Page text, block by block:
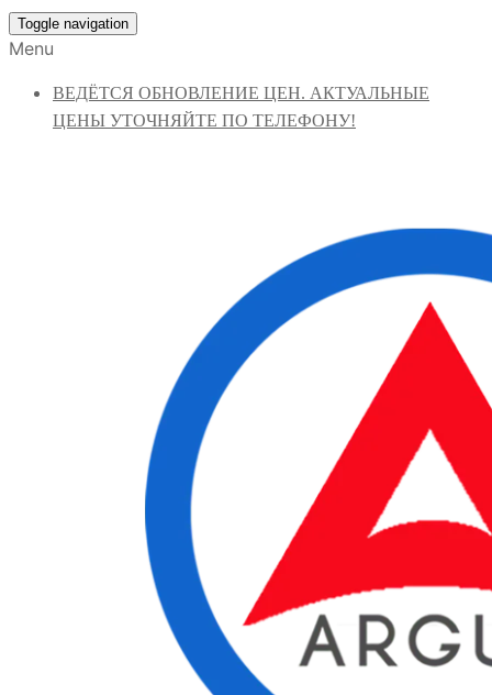
Toggle navigation
Menu
ВЕДЁТСЯ ОБНОВЛЕНИЕ ЦЕН. АКТУАЛЬНЫЕ
ЦЕНЫ УТОЧНЯЙТЕ ПО ТЕЛЕФОНУ!